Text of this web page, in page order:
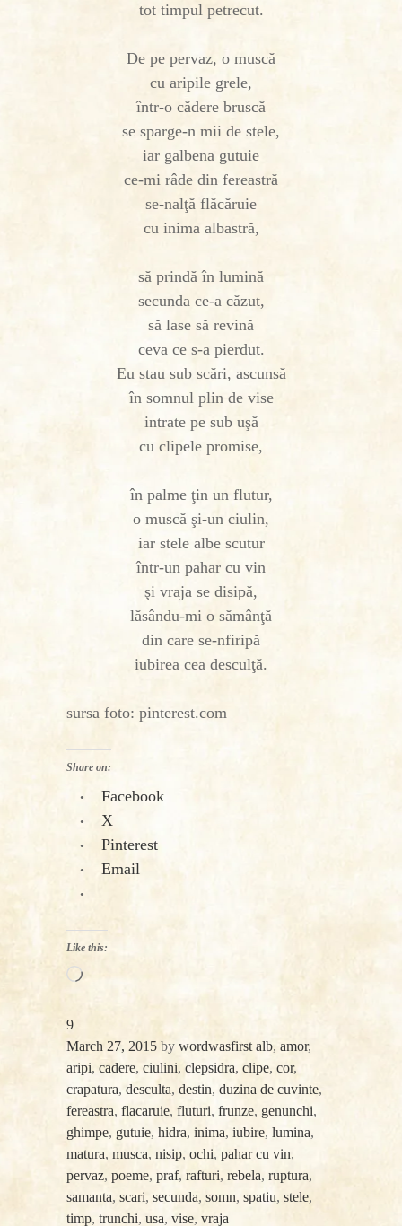
tot timpul petrecut.
De pe pervaz, o muscă
cu aripile grele,
într-o cădere bruscă
se sparge-n mii de stele,
iar galbena gutuie
ce-mi râde din fereastră
se-nalţă flăcăruie
cu inima albastră,
să prindă în lumină
secunda ce-a căzut,
să lase să revină
ceva ce s-a pierdut.
Eu stau sub scări, ascunsă
în somnul plin de vise
intrate pe sub uşă
cu clipele promise,
în palme ţin un flutur,
o muscă şi-un ciulin,
iar stele albe scutur
într-un pahar cu vin
şi vraja se disipă,
lăsându-mi o sămânţă
din care se-nfiripă
iubirea cea desculţă.
sursa foto: pinterest.com
Share on:
Facebook
X
Pinterest
Email
Like this:
Loading…
9
March 27, 2015 by wordwasfirst alb, amor,
aripi, cadere, ciulini, clepsidra, clipe, cor,
crapatura, desculta, destin, duzina de cuvinte,
fereastra, flacaruie, fluturi, frunze, genunchi,
ghimpe, gutuie, hidra, inima, iubire, lumina,
matura, musca, nisip, ochi, pahar cu vin,
pervaz, poeme, praf, rafturi, rebela, ruptura,
samanta, scari, secunda, somn, spatiu, stele,
timp, trunchi, usa, vise, vraja